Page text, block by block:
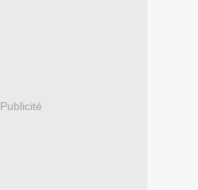
Publicité